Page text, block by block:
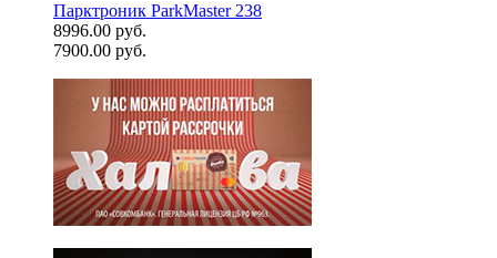
Парктроник ParkMaster 238
8996.00 руб.
7900.00 руб.